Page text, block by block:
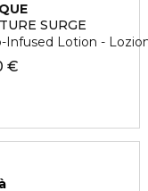
SURGE
Infused Lotion -
€